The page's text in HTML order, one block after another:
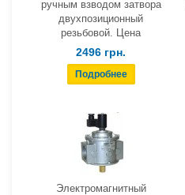
ручным взводом затвора
двухпозиционный
резьбовой. Цена
2496 грн.
Электромагнитный